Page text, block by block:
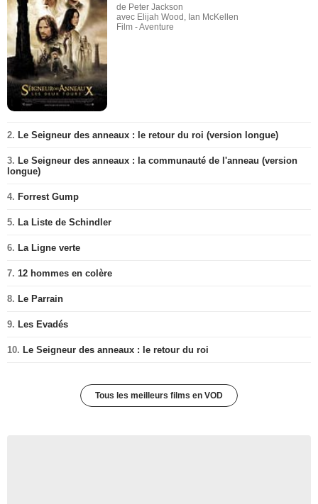
de Peter Jackson
avec Elijah Wood, Ian McKellen
Film - Aventure
2. Le Seigneur des anneaux : le retour du roi (version longue)
3. Le Seigneur des anneaux : la communauté de l'anneau (version
longue)
4. Forrest Gump
5. La Liste de Schindler
6. La Ligne verte
7. 12 hommes en colère
8. Le Parrain
9. Les Evadés
10. Le Seigneur des anneaux : le retour du roi
Tous les meilleurs films en VOD